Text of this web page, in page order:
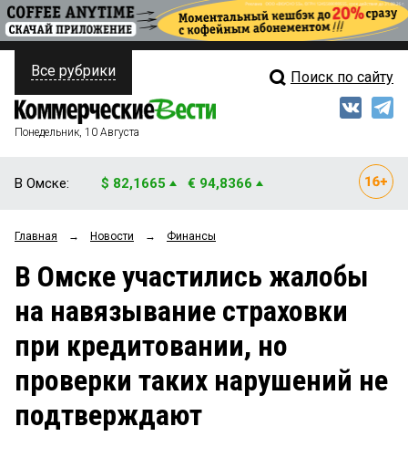
ПОЛИТИКА
ФИНАНСЫ
ОБЩЕСТВО
ЗАКОН
СТИЛЬ ЖИЗНИ
Свежий выпуск
Рейтинги
Блоги
Архив
Все рубрики Поиск по сайту
Понедельник, 10 Августа
В Омске: $ 82,1665 € 94,8366
Главная → Новости → Финансы
В Омске участились жалобы
на навязывание страховки
при кредитовании, но
проверки таких нарушений не
подтверждают